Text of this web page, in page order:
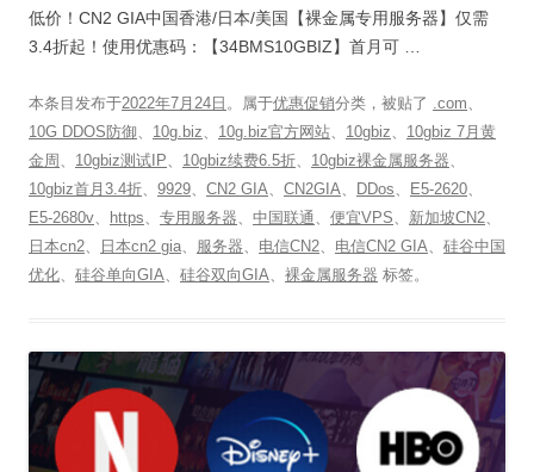
低价！CN2 GIA中国香港/日本/美国【裸金属专用服务器】仅需
3.4折起！使用优惠码：【34BMS10GBIZ】首月可 …
本条目发布于2022年7月24日 。属于优惠促销分类，被贴了 .com
10G DDOS防御
10g.biz 10g.biz官方网站 10gbiz
10gbiz 7月黄
金周
10gbiz测试IP 10gbiz续费6.5折 10gbiz裸金属服务器
10gbiz首月3.4折
9929 CN2 GIA CN2GIA DDos E5-2620
E5-2680v
https 专用服务器 中国联通 便宜VPS 新加坡CN2
日本cn2
日本cn2 gia 服务器 电信CN2 电信CN2 GIA
硅谷中国
优化
硅谷单向GIA 硅谷双向GIA 裸金属服务器 标签。